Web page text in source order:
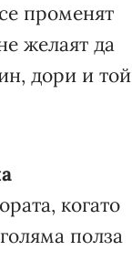
променят
желаят да
дори и той
когато
полза